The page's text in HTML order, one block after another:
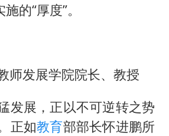
的“厚度”。
师发展学院院长、教授
发展，正以不可逆转之势
正如教育部部长怀进鹏所